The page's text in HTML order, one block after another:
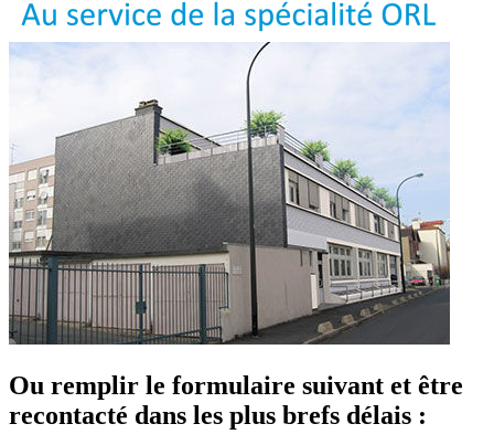
Ou remplir le formulaire suivant et être
recontacté dans les plus brefs délais :